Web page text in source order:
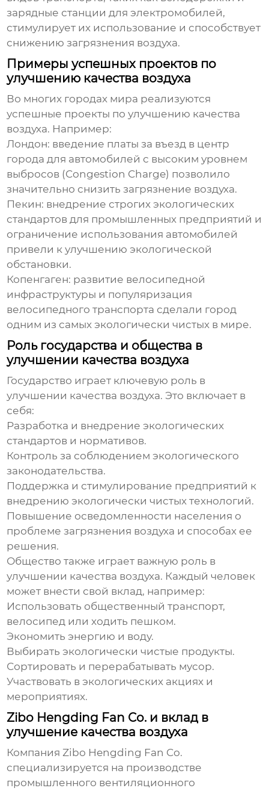
зарядные станции для электромобилей,
стимулирует их использование и способствует
снижению загрязнения воздуха.
Примеры успешных проектов по
улучшению качества воздуха
Во многих городах мира реализуются
успешные проекты поулучшению качества
воздуха. Например:
Лондон: введение платы за въезд в центр
города для автомобилей с высоким уровнем
выбросов (Congestion Charge) позволило
значительно снизить загрязнение воздуха.
Пекин: внедрение строгих экологических
стандартов для промышленных предприятий и
ограничение использования автомобилей
привели к улучшению экологической
обстановки.
Копенгаген: развитие велосипедной
инфраструктуры и популяризация
велосипедного транспорта сделали город
одним из самых экологически чистых в мире.
Роль государства и общества в
улучшении качества воздуха
Государство играет ключевую роль в
улучшении качества воздуха. Это включает в
себя:
Разработка и внедрение экологических
стандартов и нормативов.
Контроль за соблюдением экологического
законодательства.
Поддержка и стимулирование предприятий к
внедрению экологически чистых технологий.
Повышение осведомленности населения о
проблеме загрязнения воздуха и способах ее
решения.
Общество также играет важную роль в
улучшении качества воздуха. Каждый человек
может внести свой вклад, например:
Использовать общественный транспорт,
велосипед или ходить пешком.
Экономить энергию и воду.
Выбирать экологически чистые продукты.
Сортировать и перерабатывать мусор.
Участвовать в экологических акциях и
мероприятиях.
Zibo Hengding Fan Co. и вклад в
улучшение качества воздуха
КомпанияZibo Hengding Fan Co.
специализируется на производстве
промышленного вентиляционного